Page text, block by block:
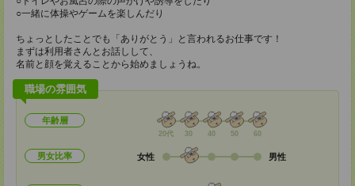
○一緒に体操やゲームを楽しんだり
ちょっとしたことでも「ありがとう」と言われるお仕事です！
まずは利用者さんとお話しして、
名前と顔を覚えることから始めましょうね。
職場の雰囲気
年齢層
20代 30 40 50 60
男女比率 女性 男性